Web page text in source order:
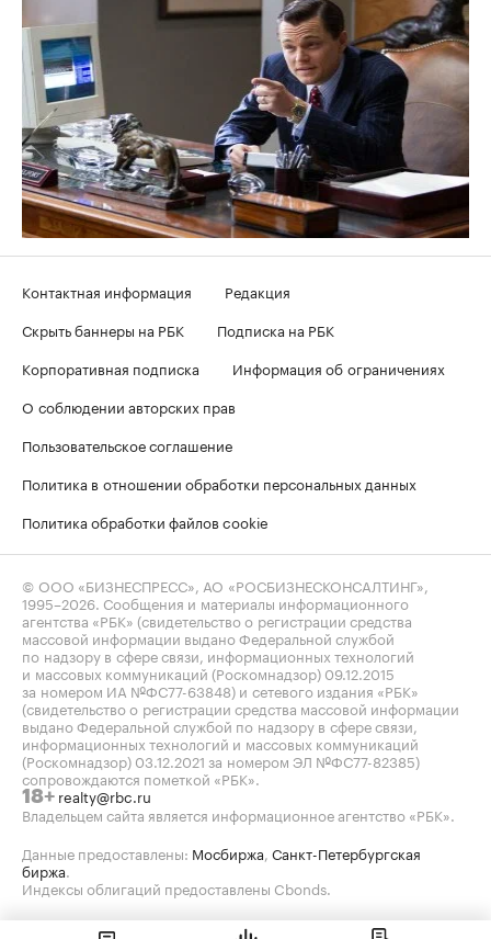
Контактная информация
Редакция
Скрыть баннеры на РБК
Подписка на РБК
Корпоративная подписка
Информация об ограничениях
О соблюдении авторских прав
Пользовательское соглашение
Политика в отношении обработки персональных данных
Политика обработки файлов cookie
© ООО «БИЗНЕСПРЕСС», АО «РОСБИЗНЕСКОНСАЛТИНГ»,
1995–2026 . Сообщения и материалы информационного
агентства «РБК» (свидетельство о регистрации средства
массовой информации выдано Федеральной службой
по надзору в сфере связи, информационных технологий
и массовых коммуникаций (Роскомнадзор) 09.12.2015
за номером ИА №ФС77-63848) и сетевого издания «РБК»
(свидетельство о регистрации средства массовой информации
выдано Федеральной службой по надзору в сфере связи,
информационных технологий и массовых коммуникаций
(Роскомнадзор) 03.12.2021 за номером ЭЛ №ФС77-82385)
сопровождаются пометкой «РБК».
18+ realty@rbc.ru
Владельцем сайта является информационное агентство «РБК».
Данные предоставлены: Мосбиржа Санкт-Петербургская
биржа
Индексы облигаций предоставлены Cbonds.